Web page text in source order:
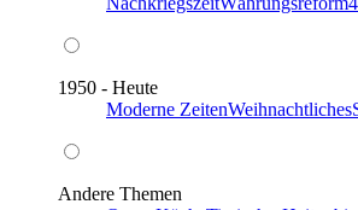
1950 - Heute
Moderne ZeitenWeihnachtliches
Andere Themen